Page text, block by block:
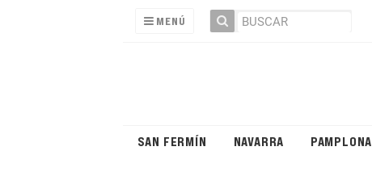
MENÚ
SAN FERMÍN NAVARRA PAMPLONA